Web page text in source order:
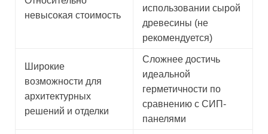
невысокая стоимость
использовании сырой
древесины (не
рекомендуется)
Широкие
возможности для
архитектурных
решений и отделки
Сложнее достичь
идеальной
герметичности по
сравнению с СИП-
панелями